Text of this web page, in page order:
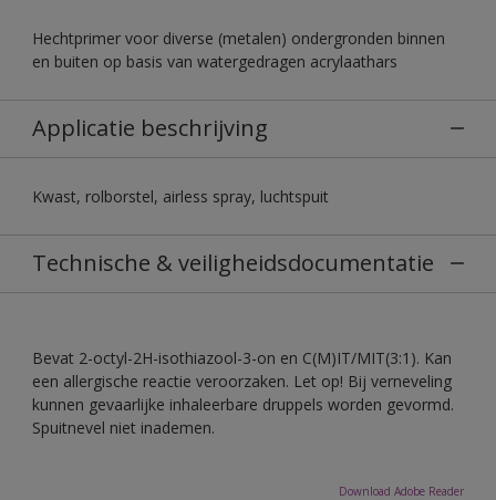
Hechtprimer voor diverse (metalen) ondergronden binnen
en buiten op basis van watergedragen acrylaathars
Applicatie beschrijving
Kwast, rolborstel, airless spray, luchtspuit
Technische & veiligheidsdocumentatie
Bevat 2-octyl-2H-isothiazool-3-on en C(M)IT/MIT(3:1). Kan
een allergische reactie veroorzaken. Let op! Bij verneveling
kunnen gevaarlijke inhaleerbare druppels worden gevormd.
Spuitnevel niet inademen.
Download Adobe Reader